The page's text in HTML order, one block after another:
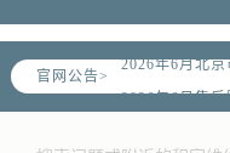
官网公告>
2026年6月北
2026年6月北
2026年6月售